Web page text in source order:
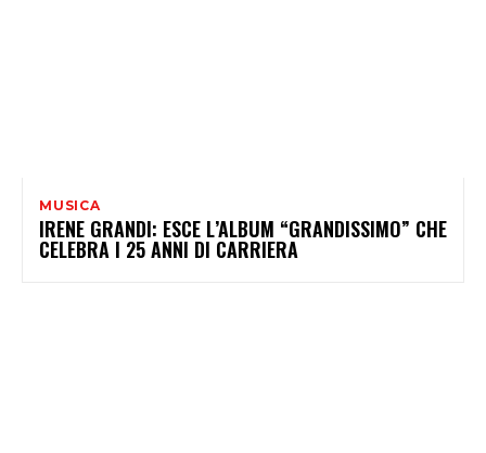
MUSICA
IRENE GRANDI: ESCE L’ALBUM “GRANDISSIMO” CHE
CELEBRA I 25 ANNI DI CARRIERA